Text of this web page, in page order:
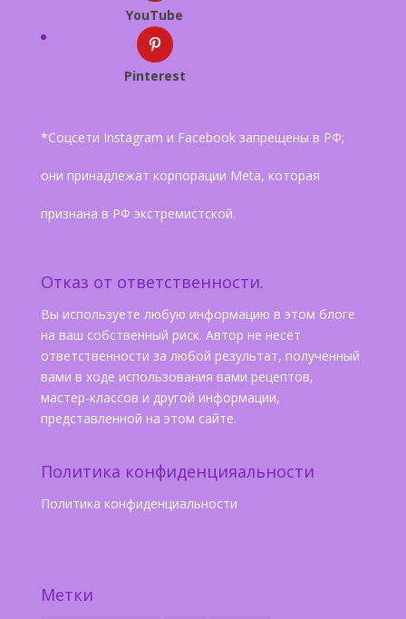
YouTube
Pinterest
*Соцсети Instagram и Facebook запрещены в РФ;
они принадлежат корпорации Meta, которая
признана в РФ экстремистской.
Отказ от ответственности.
Вы используете любую информацию в этом блоге
на ваш собственный риск. Автор не несёт
ответственности за любой результат, полученный
вами в ходе использования вами рецептов,
мастер-классов и другой информации,
представленной на этом сайте.
Политика конфиденцияальности
Политика конфиденциальности
Метки